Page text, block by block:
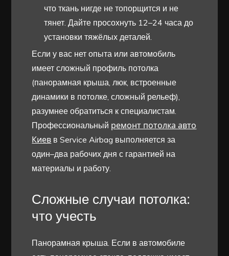
что ткань нигде не топорщится и не
тянет. Дайте просохнуть 12–24 часа до
установки тяжёлых деталей.
Если у вас нет опыта или автомобиль
имеет сложный профиль потолка
(панорамная крыша, люк, встроенные
динамики в потолке, сложный рельеф),
разумнее обратиться к специалистам.
Профессиональный ремонт потолка авто
Киев в Service Airbag выполняется за
один–два рабочих дня с гарантией на
материалы и работу.
Сложные случаи потолка:
что учесть
Панорамная крыша. Если в автомобиле